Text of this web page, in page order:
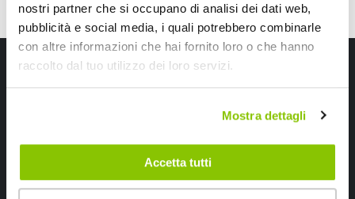
nostri partner che si occupano di analisi dei dati web,
pubblicità e social media, i quali potrebbero combinarle
con altre informazioni che hai fornito loro o che hanno
raccolto dal tuo utilizzo dei loro servizi.
Mostra dettagli
Accetta tutti
Iscriviti alla newsletter Speedup